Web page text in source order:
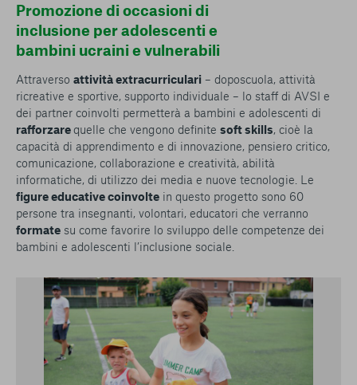
Promozione di occasioni di
inclusione per adolescenti e
bambini ucraini e vulnerabili
Attraverso attività extracurriculari – doposcuola, attività
ricreative e sportive, supporto individuale – lo staff di AVSI e
dei partner coinvolti permetterà a bambini e adolescenti di
rafforzarequelle che vengono definite soft skills, cioè la
capacità di apprendimento e di innovazione, pensiero critico,
comunicazione, collaborazione e creatività, abilità
informatiche, di utilizzo dei media e nuove tecnologie. Le
figure educative coinvolte in questo progetto sono 60
persone tra insegnanti, volontari, educatori che verranno
formate su come favorire lo sviluppo delle competenze dei
bambini e adolescenti l’inclusione sociale.